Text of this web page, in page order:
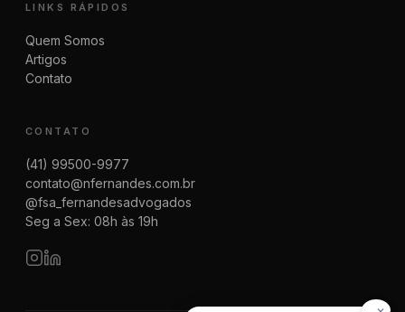
LINKS RÁPIDOS
Quem Somos
Artigos
Contato
CONTATO
(41) 99500-9977
contato@nfernandes.com.br
@fsa_fernandesadvogados
Seg a Sex: 08h às 19h